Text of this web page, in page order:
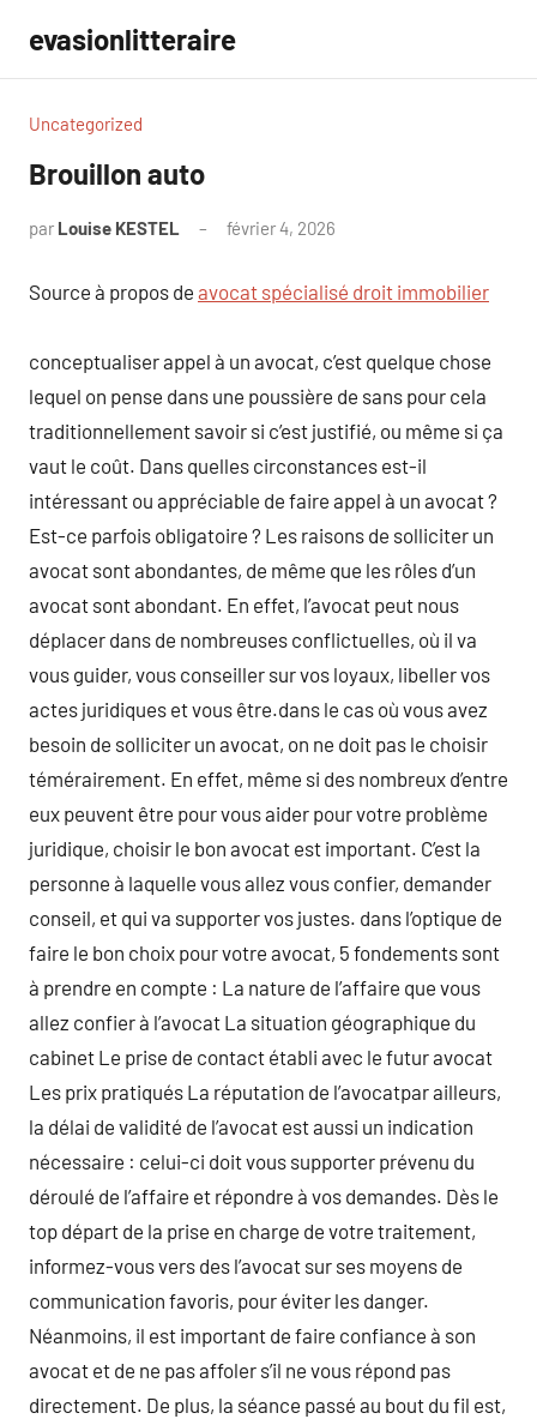
contenu
evasionlitteraire
Uncategorized
Brouillon auto
par Louise KESTEL février 4, 2026
Source à propos de avocat spécialisé droit immobilier
conceptualiser appel à un avocat, c’est quelque chose
lequel on pense dans une poussière de sans pour cela
traditionnellement savoir si c’est justifié, ou même si ça
vaut le coût. Dans quelles circonstances est-il
intéressant ou appréciable de faire appel à un avocat ?
Est-ce parfois obligatoire ? Les raisons de solliciter un
avocat sont abondantes, de même que les rôles d’un
avocat sont abondant. En effet, l’avocat peut nous
déplacer dans de nombreuses conflictuelles, où il va
vous guider, vous conseiller sur vos loyaux, libeller vos
actes juridiques et vous être.dans le cas où vous avez
besoin de solliciter un avocat, on ne doit pas le choisir
témérairement. En effet, même si des nombreux d’entre
eux peuvent être pour vous aider pour votre problème
juridique, choisir le bon avocat est important. C’est la
personne à laquelle vous allez vous confier, demander
conseil, et qui va supporter vos justes. dans l’optique de
faire le bon choix pour votre avocat, 5 fondements sont
à prendre en compte : La nature de l’affaire que vous
allez confier à l’avocat La situation géographique du
cabinet Le prise de contact établi avec le futur avocat
Les prix pratiqués La réputation de l’avocatpar ailleurs,
la délai de validité de l’avocat est aussi un indication
nécessaire : celui-ci doit vous supporter prévenu du
déroulé de l’affaire et répondre à vos demandes. Dès le
top départ de la prise en charge de votre traitement,
informez-vous vers des l’avocat sur ses moyens de
communication favoris, pour éviter les danger.
Néanmoins, il est important de faire confiance à son
avocat et de ne pas affoler s’il ne vous répond pas
directement. De plus, la séance passé au bout du fil est,